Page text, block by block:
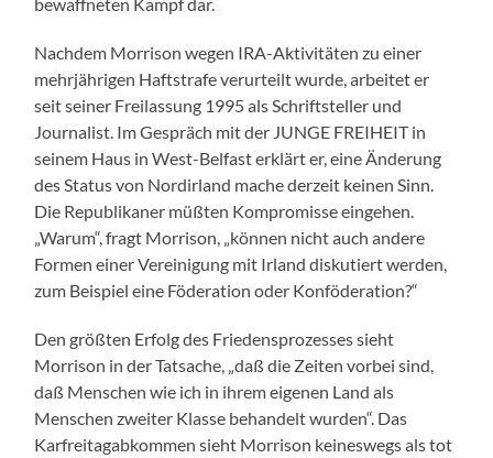
Nachdem Morrison wegen IRA-Aktivitäten zu einer
mehrjährigen Haftstrafe verurteilt wurde, arbeitet er
seit seiner Freilassung 1995 als Schriftsteller und
Journalist. Im Gespräch mit der JUNGE FREIHEIT in
seinem Haus in West-Belfast erklärt er, eine Änderung
des Status von Nordirland mache derzeit keinen Sinn.
Die Republikaner müßten Kompromisse eingehen.
„Warum“, fragt Morrison, „können nicht auch andere
Formen einer Vereinigung mit Irland diskutiert werden,
zum Beispiel eine Föderation oder Konföderation?“
Den größten Erfolg des Friedensprozesses sieht
Morrison in der Tatsache, „daß die Zeiten vorbei sind,
daß Menschen wie ich in ihrem eigenen Land als
Menschen zweiter Klasse behandelt wurden“. Das
Karfreitagabkommen sieht Morrison keineswegs als tot